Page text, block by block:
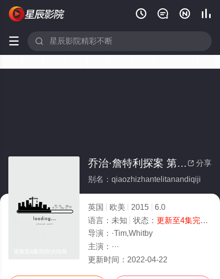
   
 
 分享
乔治·詹特利探案 第七季(全集)
别名：qiaozhizhantelitanandiqiji
英国 欧美 2015
6.0
语言： 未知 状态： 更新至4集完结
导演： ·Tim,Whitby
主演： ···
更新时间： 2022-04-22